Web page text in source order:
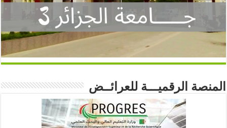
المنصة الرقميـــة للعرائــض